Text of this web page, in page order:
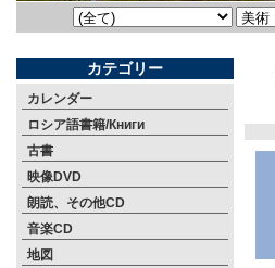
カテゴリー
カレンダー
ロシア語書籍/Книги
古書
映像DVD
朗読、その他CD
音楽CD
地図